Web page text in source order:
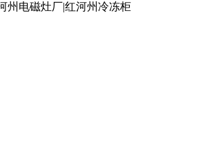
州电磁灶厂|红河州冷冻柜